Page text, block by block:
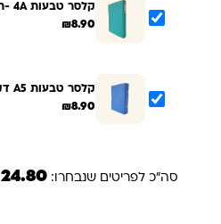
קלסר טבעות 4A -תורכיז
₪8.90
קלסר טבעות A5 דק קטן-כחול
₪8.90
סה"כ לפריטים שנבחרו: 24.80 ₪